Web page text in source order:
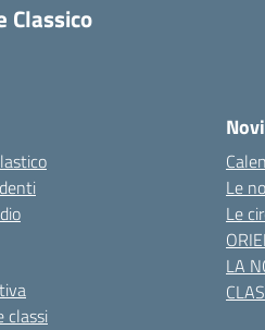
Classico
classi
Le
Le
LA